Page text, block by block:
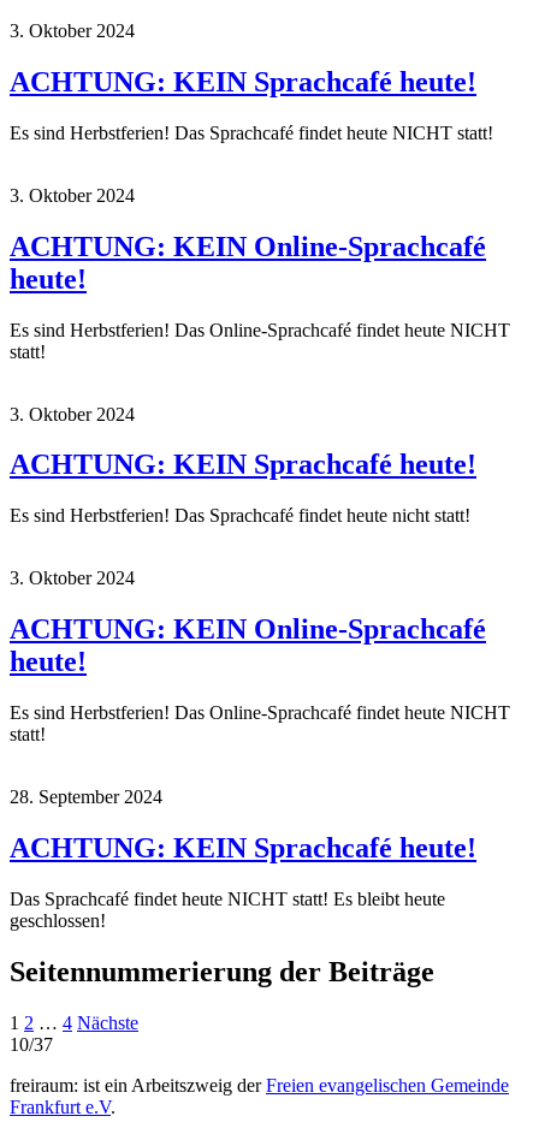
3. Oktober 2024
ACHTUNG: KEIN Sprachcafé heute!
Es sind Herbstferien! Das Sprachcafé findet heute NICHT statt!
3. Oktober 2024
ACHTUNG: KEIN Online-Sprachcafé
heute!
Es sind Herbstferien! Das Online-Sprachcafé findet heute NICHT
statt!
3. Oktober 2024
ACHTUNG: KEIN Sprachcafé heute!
Es sind Herbstferien! Das Sprachcafé findet heute nicht statt!
3. Oktober 2024
ACHTUNG: KEIN Online-Sprachcafé
heute!
Es sind Herbstferien! Das Online-Sprachcafé findet heute NICHT
statt!
28. September 2024
ACHTUNG: KEIN Sprachcafé heute!
Das Sprachcafé findet heute NICHT statt! Es bleibt heute
geschlossen!
Seitennummerierung der Beiträge
1 2 … 4 Nächste
10/37
freiraum: ist ein Arbeitszweig derFreien evangelischen Gemeinde
Frankfurt e.V.